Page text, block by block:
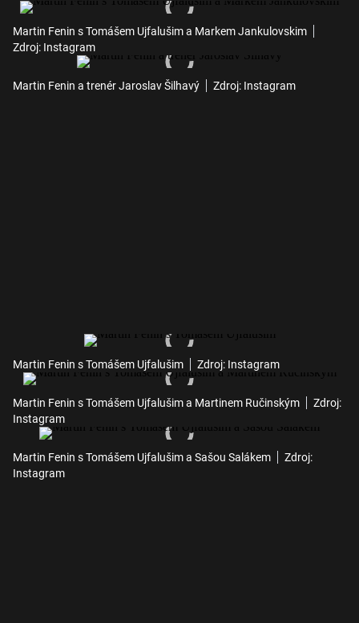
Martin Fenin s Tomášem Ujfalušim a Markem Jankulovskim
Zdroj: Instagram
Martin Fenin a trenér Jaroslav Šilhavý Zdroj: Instagram
Martin Fenin s Tomášem Ujfalušim Zdroj: Instagram
Martin Fenin s Tomášem Ujfalušim a Martinem Ručinským
Zdroj:
Instagram
Martin Fenin s Tomášem Ujfalušim a Sašou Salákem
Zdroj:
Instagram